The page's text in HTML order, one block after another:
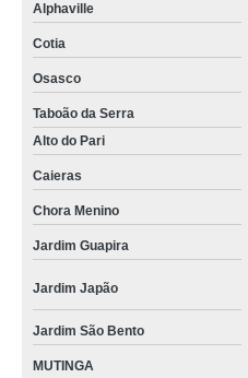
Alphaville
Cotia
Osasco
Taboão da Serra
Alto do Pari
Caieras
Chora Menino
Jardim Guapira
Jardim Japão
Jardim São Bento
MUTINGA